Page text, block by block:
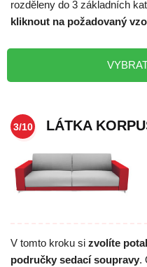
rozděleny do 3 základních
kliknout na požadovaný
3/10 LÁTKA
V tomto kroku si zvolíte
područky sedací soupravy.